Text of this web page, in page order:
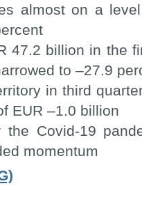
almost on a
47.2 billion in the
to –27.9
in third
EUR –1.0 billion
the Covid-19
momentum